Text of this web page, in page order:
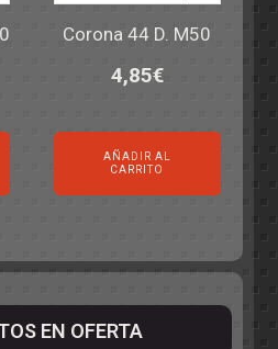
Corona 44 D. M50
4,85€
AÑADIR AL
CARRITO
EN OFERTA